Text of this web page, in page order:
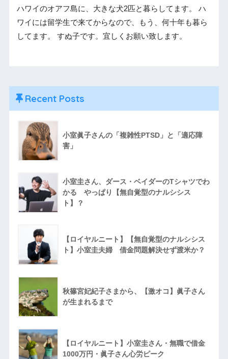
ハワイのオアフ島に、大きな犬2匹と暮らしてます。 ハ
ワイには留学生で来てからなので、もう、何十年も暮ら
してます。 すぬ子です。宜しくお願い致します。
Recent Posts
小室眞子さんの「複雑性PTSD」と「適応障
害」
小室圭さん、ダース・ベイダーのTシャツでわ
かる やっぱり【無自覚型のナルシシス
ト】？
【ロイヤルニート】【無自覚型のナルシシス
ト】小室圭夫婦 借金問題解決せず渡米か？
秋篠宮妃紀子さまから、【激オコ】眞子さん
が生まれるまで
【ロイヤルニート】小室圭さん・無職で借金
1000万円・眞子さん心労ピーク